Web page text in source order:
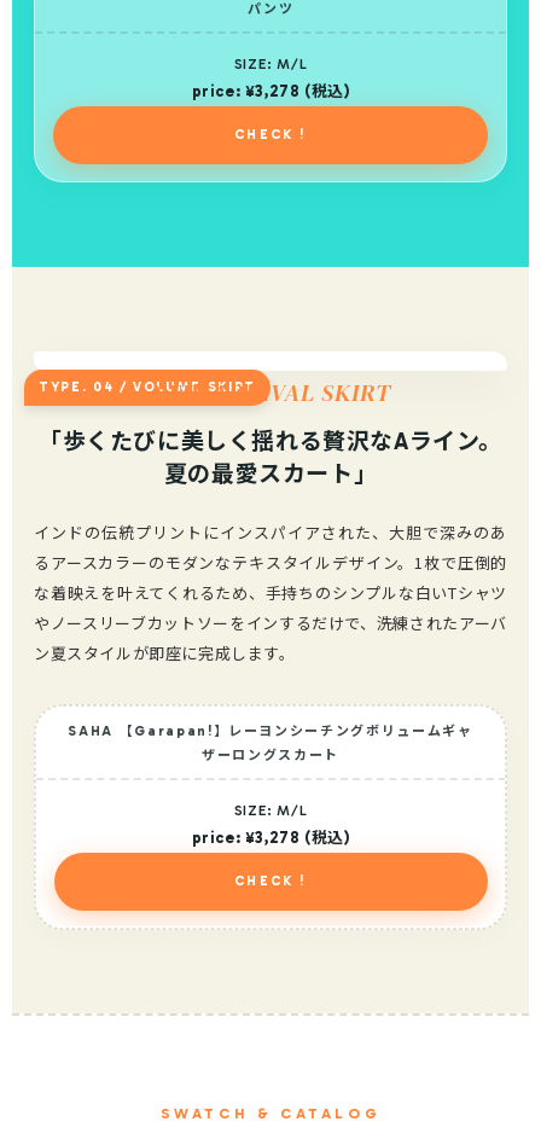
パンツ
SIZE: M/L
price: ¥3,278 (税込)
CHECK !
TYPE. 04 / VOLUME SKIRTNEW ARRIVAL SKIRT
「歩くたびに美しく揺れる贅沢なAライン。
夏の最愛スカート」
インドの伝統プリントにインスパイアされた、大胆で深みのあ
るアースカラーのモダンなテキスタイルデザイン。1枚で圧倒的
な着映えを叶えてくれるため、手持ちのシンプルな白いTシャツ
やノースリーブカットソーをインするだけで、洗練されたアーバ
ン夏スタイルが即座に完成します。
SAHA 【Garapan!】レーヨンシーチングボリュームギャ
ザーロングスカート
SIZE: M/L
price: ¥3,278 (税込)
CHECK !
SWATCH & CATALOG